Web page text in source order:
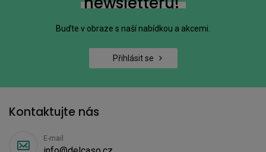
Buďte v obraze s naší nabídkou a akcemi.
Přihlásit se
Kontaktujte nás
E-mail